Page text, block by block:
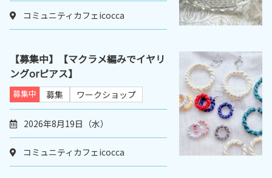
コミュニティカフェicocca
【募集中】【マクラメ編みでイヤリ
ングorピアス】
募集中 募集 ワークショップ
2026年8月19日（水）
コミュニティカフェicocca